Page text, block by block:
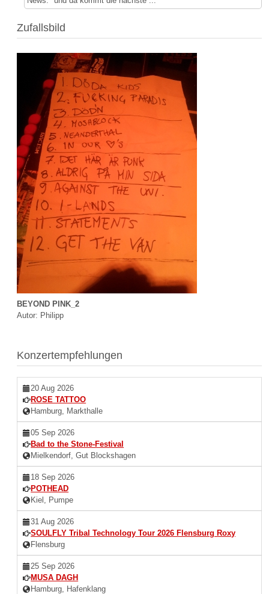
Zufallsbild
BEYOND PINK_2
Autor: Philipp
Konzertempfehlungen
20 Aug 2026
ROSE TATTOO
Hamburg, Markthalle
05 Sep 2026
Bad to the Stone-Festival
Mielkendorf, Gut Blockshagen
18 Sep 2026
POTHEAD
Kiel, Pumpe
31 Aug 2026
SOULFLY Tribal Technology Tour 2026 Flensburg Roxy
Flensburg
25 Sep 2026
MUSA DAGH
Hamburg, Hafenklang